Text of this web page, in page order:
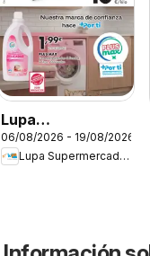
Lupa
Supermercados
Folleto
06/08/2026 - 19/08/2026
Lupa Supermercados